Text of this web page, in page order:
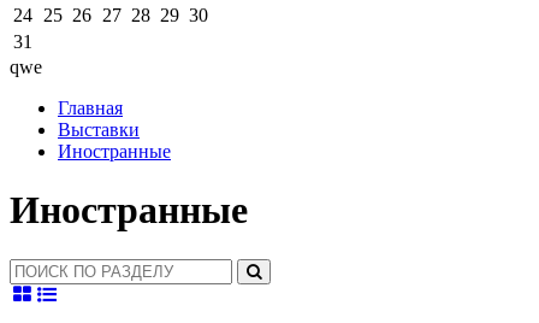
24 25 26 27 28 29 30
31
qwe
Главная
Выставки
Иностранные
Иностранные